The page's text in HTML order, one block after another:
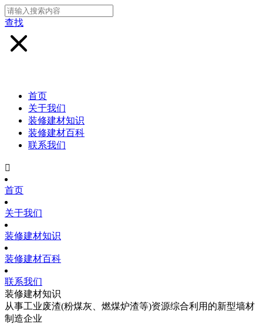
查找
首页
关于我们
装修建材知识
装修建材百科
联系我们

首页
关于我们
装修建材知识
装修建材百科
联系我们
装修建材知识
从事工业废渣(粉煤灰、燃煤炉渣等)资源综合利用的新型墙材
制造企业